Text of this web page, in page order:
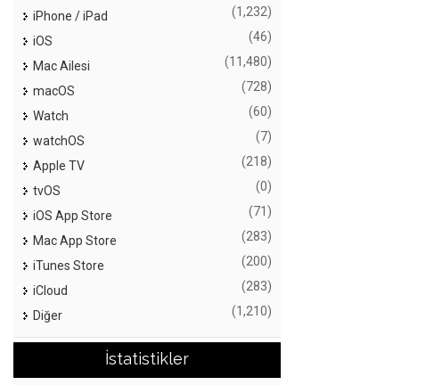
iPhone / iPad
(1,232)
iOS (46)
Mac Ailesi (11,480)
macOS (728)
Watch (60)
watchOS (7)
Apple TV (218)
tvOS (0)
iOS App Store (71)
Mac App Store (283)
iTunes Store (200)
iCloud (283)
Diğer (1,210)
İstatistikler